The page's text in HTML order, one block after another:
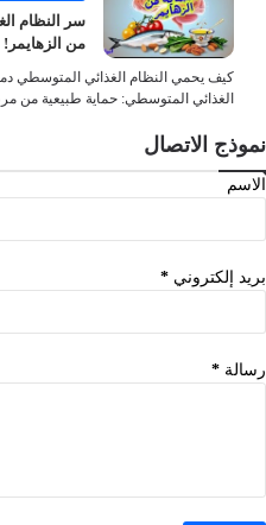
سر النظام
من الزهايمر!
كيف يحمي النظام الغذائي المتوسطي
الغذائي المتوسطي: حماية طبيعية من
نموذج الاتصال
الاسم
بريد إلكتروني *
رسالة *